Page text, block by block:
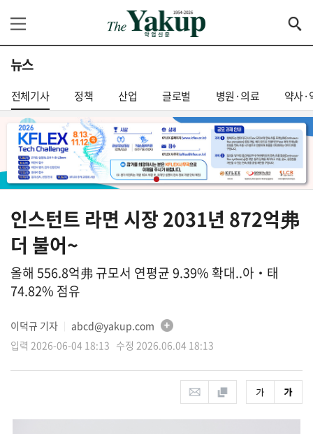
뉴스
전체기사 정책 산업 글로벌 병원·의료 약사·
인스턴트 라면 시장 2031년 872억弗
더 불어~
올해 556.8억弗 규모서 연평균 9.39% 확대..아‧태
74.82% 점유
이덕규 기자
abcd@yakup.com
입력 2026-06-04 18:13 수정 2026.06.04 18:13